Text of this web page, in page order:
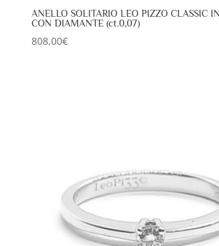
ANELLO SOLITARIO LEO PIZZO CLASSIC
CON DIAMANTE (ct.0,07)
808,00€